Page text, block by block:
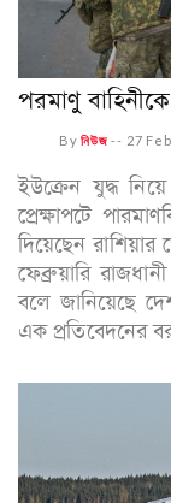
পরমাণু
Byনিউজ -- 27
ইউক্রেন যুদ্ধ
প্রেক্ষাপটে
দিয়েছেন
ফেব্রুয়ারি
বলে জানিয়েছে
এক প্রতিবেদনের